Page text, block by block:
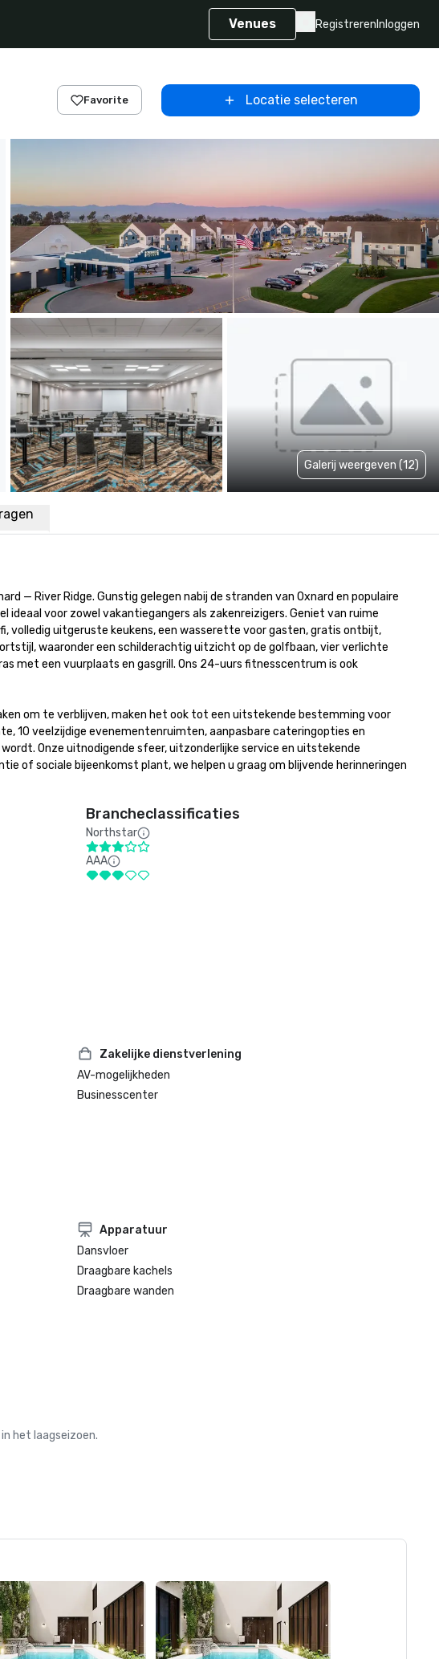
Venues Registreren Inloggen
Favorite Locatie selecteren
Galerij weergeven (12)
— River Ridge. Gunstig gelegen nabij de stranden van Oxnard en populaire
ideaal voor zowel vakantiegangers als zakenreizigers. Geniet van ruime
volledig uitgeruste keukens, een wasserette voor gasten, gratis ontbijt,
waaronder een schilderachtig uitzicht op de golfbaan, vier verlichte
met een vuurplaats en gasgrill. Ons 24-uurs fitnesscentrum is ook
om te verblijven, maken het ook tot een uitstekende bestemming voor
10 veelzijdige evenementenruimten, aanpasbare cateringopties en
Onze uitnodigende sfeer, uitzonderlijke service en uitstekende
of sociale bijeenkomst plant, we helpen u graag om blijvende herinneringen
Brancheclassificaties
Northstar
AAA
Zakelijke dienstverlening
AV-mogelijkheden
Businesscenter
Apparatuur
Dansvloer
Draagbare kachels
Draagbare wanden
het laagseizoen.